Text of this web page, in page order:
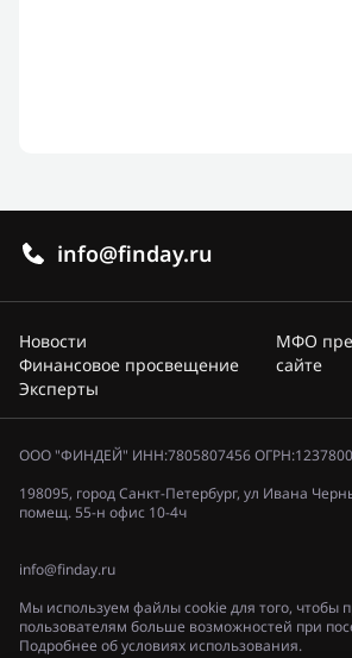
info@finday.ru
Новости
Финансовое просвещение
Эксперты
МФО
сайте
ООО "ФИНДЕЙ" ИНН:7805807456
198095, город Санкт-Петербург, ул Ивана
помещ. 55-н офис 10-4ч
info@finday.ru
Мы используем файлы cookie для того, чтобы
пользователям больше возможностей при
Подробнее об условиях использования.